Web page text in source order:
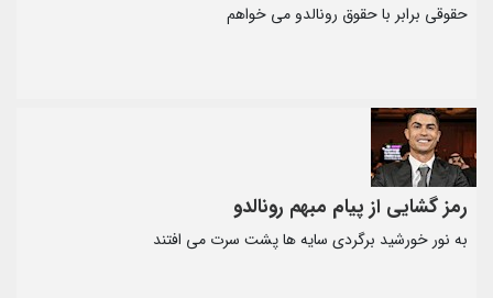
حقوقی برابر با حقوق رونالدو می خواهم
رمز گشایی از پیام مبهم رونالدو
به نور خورشید برگردی سایه ها پشت سرت می افتند